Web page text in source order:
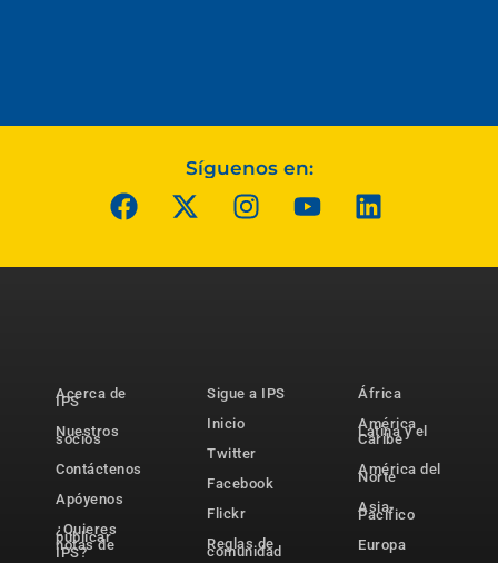
Síguenos en:
Acerca de
IPS
Nuestros
socios
Contáctenos
Apóyenos
¿Quieres
publicar
notas de
IPS?
Sigue a IPS
Inicio
Twitter
Facebook
Flickr
Reglas de
comunidad
África
América
Latina y el
Caribe
América del
Norte
Asia-
Pacífico
Europa